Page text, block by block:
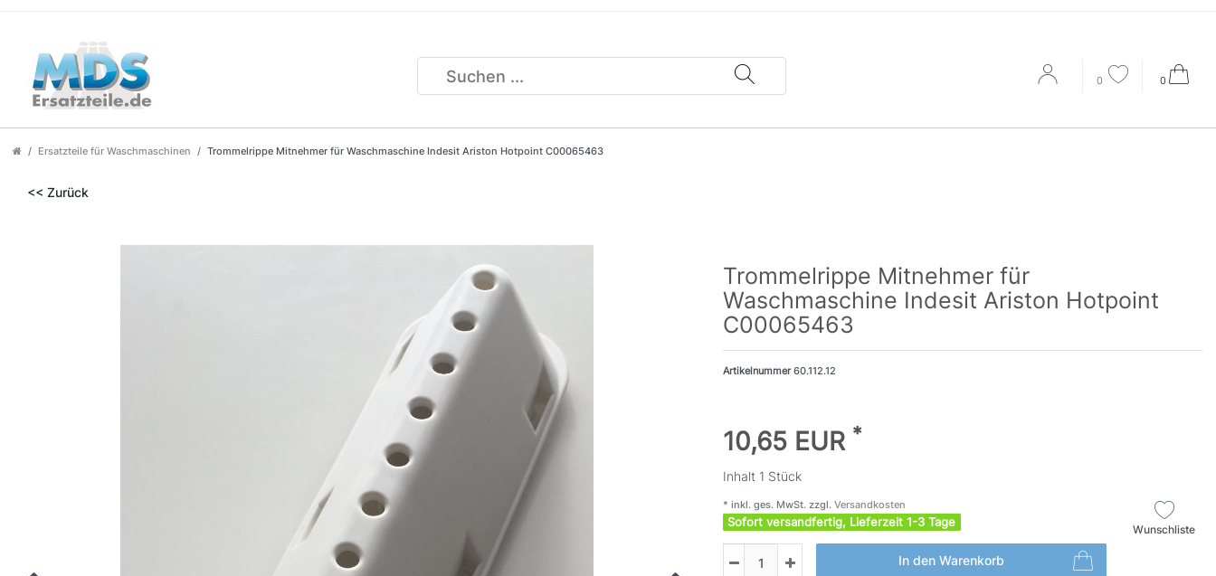
0 0
Ersatzteile für Waschmaschinen Trommelrippe Mitnehmer für Waschmaschine Indesit Ariston Hotpoint C00065463
<< Zurück
Trommelrippe Mitnehmer für
Waschmaschine Indesit Ariston Hotpoint
C00065463
Artikelnummer60.112.12
10,65 EUR *
Inhalt 1 Stück
* inkl. ges. MwSt. zzgl. Versandkosten
Sofort versandfertig, Lieferzeit 1-3 Tage
In den Warenkorb
Wunschliste